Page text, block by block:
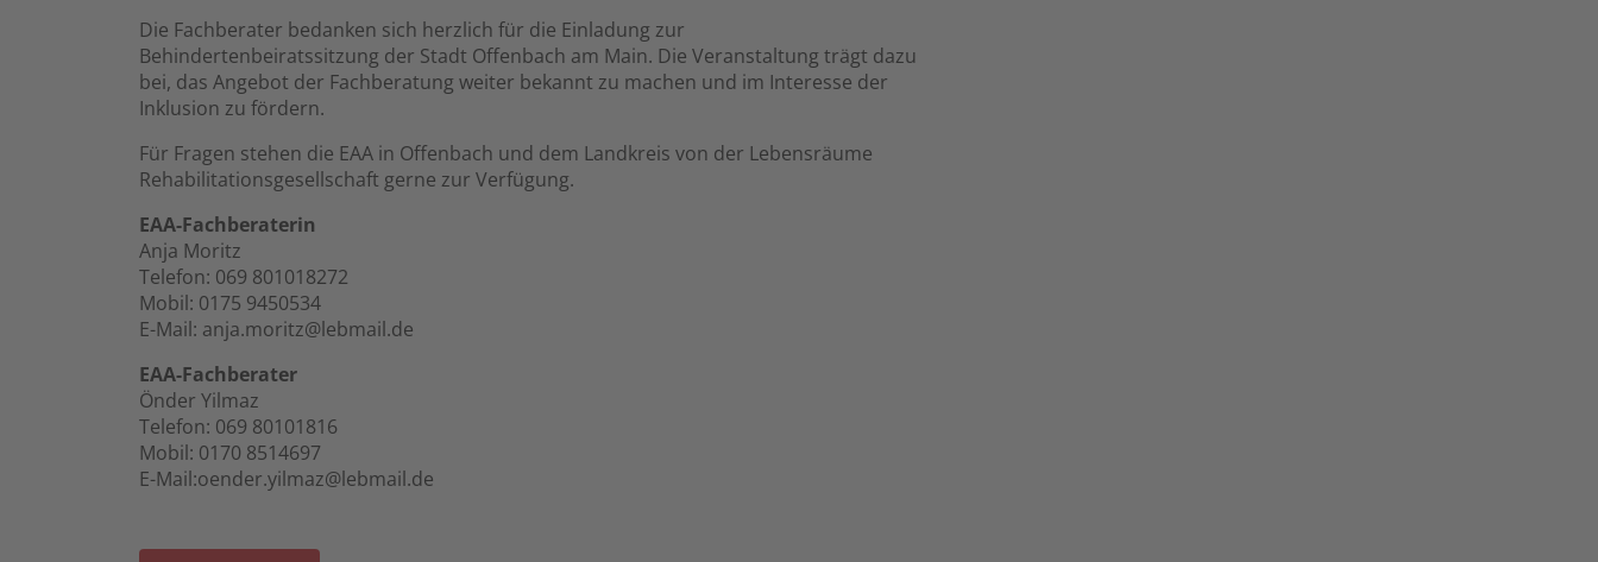
Die Fachberater bedanken sich herzlich für die Einladung zur
Behindertenbeiratssitzung der Stadt Offenbach am Main. Die Veranstaltung trägt dazu
bei, das Angebot der Fachberatung weiter bekannt zu machen und im Interesse der
Inklusion zu fördern.
Für Fragen stehen die EAA in Offenbach und dem Landkreis von der Lebensräume
Rehabilitationsgesellschaft gerne zur Verfügung.
EAA-Fachberaterin
Anja Moritz
Telefon: 069 801018272
Mobil: 0175 9450534
E-Mail: anja.moritz@lebmail.de
EAA-Fachberater
Önder Yilmaz
Telefon: 069 80101816
Mobil: 0170 8514697
E-Mail:oender.yilmaz@lebmail.de